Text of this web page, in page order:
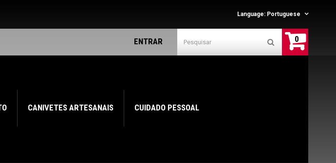
Language: Portuguese
0
ENTRAR
CANIVETES ARTESANAIS CUIDADO PESSOAL